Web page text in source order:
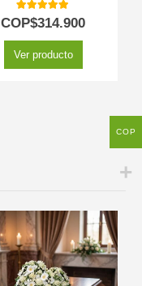
5.00out of 5
COP$314.900
Ver producto
COP